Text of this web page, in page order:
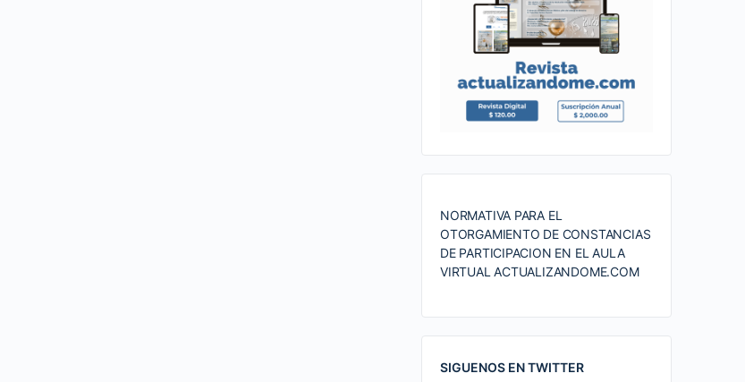
NORMATIVA PARA EL
OTORGAMIENTO DE CONSTANCIAS
DE PARTICIPACION EN EL AULA
VIRTUAL ACTUALIZANDOME.COM
SIGUENOS EN TWITTER